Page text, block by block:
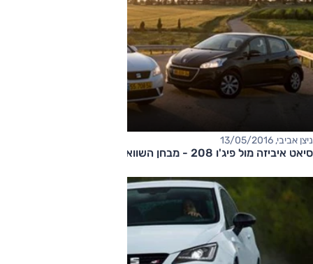
ניצן אביבי, 13/05/2016
סיאט איביזה מול פיג'ו 208 - מבחן השוואתי